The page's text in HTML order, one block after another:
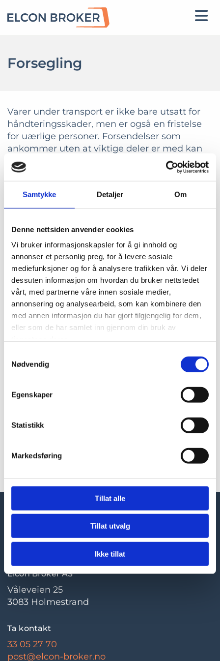
Samtykke Detaljer Om
Denne nettsiden anvender cookies
Vi bruker informasjonskapsler for å gi innhold og
annonser et personlig preg, for å levere sosiale
mediefunksjoner og for å analysere trafikken vår. Vi deler
dessuten informasjon om hvordan du bruker nettstedet
vårt, med partnerne våre innen sosiale medier,
annonsering og analysearbeid, som kan kombinere den
med annen informasjon du har gjort tilgjengelig for dem,
eller som de har samlet inn gjennom din bruk av
Nødvendig
Egenskaper
Statistikk
Markedsføring
Tillat alle
Tillat utvalg
Ikke tillat
Forsegling
Varer under transport er ikke bare utsatt for
håndteringsskader, men er også en fristelse
for uærlige personer. Forsendelser som
ankommer uten at viktige deler er med kan
forårsake store vanskeligheter for mottageren.
I tillegg forseglinger ofte på grunn av
Sikkerhetstape
de forsøker å fjerne denne sikkerhetstapen. Det
blir sittende igjen en klar beskjed om at tapen har
tapen tilbake på plass. I tillegg har tapen stigende
erstattet den opprinnelige tapen. Hvert felt har en
perforert skjøt som gjør det mulig å bruke tapen
Elcon Broker AS
Våleveien 25
3083 Holmestrand
Ta kontakt
33 05 27 70
post@elcon-broker.no